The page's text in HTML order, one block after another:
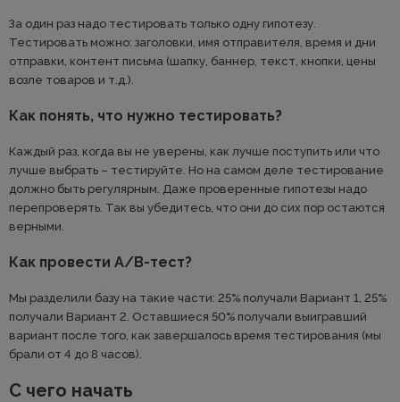
За один раз надо тестировать только одну гипотезу.
Тестировать можно: заголовки, имя отправителя, время и дни
отправки, контент письма (шапку, баннер, текст, кнопки, цены
возле товаров и т.д.).
Как понять, что нужно тестировать?
Каждый раз, когда вы не уверены, как лучше поступить или что
лучше выбрать – тестируйте. Но на самом деле тестирование
должно быть регулярным. Даже проверенные гипотезы надо
перепроверять. Так вы убедитесь, что они до сих пор остаются
верными.
Как провести A/B-тест?
Мы разделили базу на такие части: 25% получали Вариант 1, 25%
получали Вариант 2. Оставшиеся 50% получали выигравший
вариант после того, как завершалось время тестирования (мы
брали от 4 до 8 часов).
С чего начать